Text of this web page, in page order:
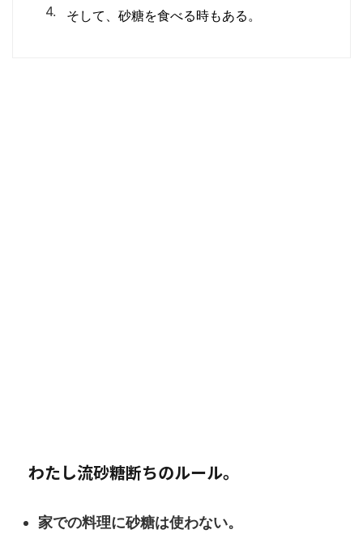
そして、砂糖を食べる時もある。
わたし流砂糖断ちのルール。
家での料理に砂糖は使わない。